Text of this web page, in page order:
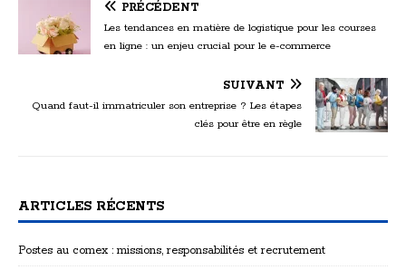
PRÉCÉDENT
Les tendances en matière de logistique pour les courses
en ligne : un enjeu crucial pour le e-commerce
SUIVANT
Quand faut-il immatriculer son entreprise ? Les étapes
clés pour être en règle
ARTICLES RÉCENTS
Postes au comex : missions, responsabilités et recrutement